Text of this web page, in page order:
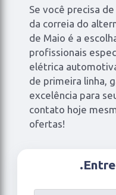
Se você precisa
da correia do
de Maio é a
profissionais
elétrica
de primeira linha,
excelência para
contato hoje
ofertas!
.